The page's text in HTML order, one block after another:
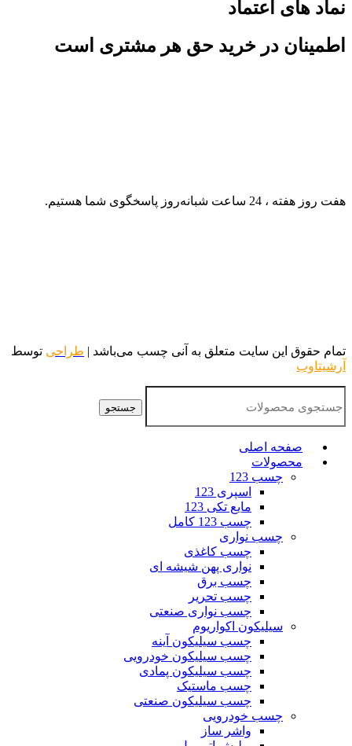
نماد های اعتماد
اطمینان در خرید حق هر مشتری است
هفت روز هفته ، 24 ساعت شبانه‌روز پاسخگوی شما هستیم.
تمام حقوق این سایت متعلق به آنی چسب می‌باشد | طراحی توسط
آرشیتاوب
جستجو
صفحه اصلی
محصولات
چسب 123
اسپری 123
مایع تکی 123
چسب 123 کامل
چسب نواری
چسب کاغذی
نواری پهن شیشه ای
چسب برق
چسب تحریر
چسب نواری صنعتی
سیلیکون اکواریوم
چسب سیلیکون آینه
چسب سیلیکون خودرویی
چسب سیلیکون پمادی
چسب ماستیک
چسب سیلیکون صنعتی
چسب خودرویی
واشر ساز